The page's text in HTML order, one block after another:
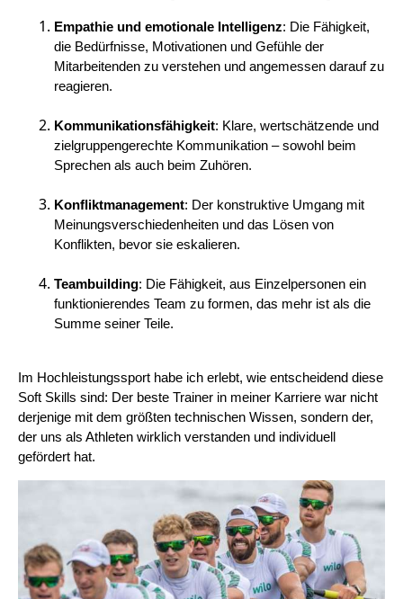
Empathie und emotionale Intelligenz: Die Fähigkeit,
die Bedürfnisse, Motivationen und Gefühle der
Mitarbeitenden zu verstehen und angemessen darauf zu
reagieren.
Kommunikationsfähigkeit: Klare, wertschätzende und
zielgruppengerechte Kommunikation – sowohl beim
Sprechen als auch beim Zuhören.
Konfliktmanagement: Der konstruktive Umgang mit
Meinungsverschiedenheiten und das Lösen von
Konflikten, bevor sie eskalieren.
Teambuilding: Die Fähigkeit, aus Einzelpersonen ein
funktionierendes Team zu formen, das mehr ist als die
Summe seiner Teile.
Im Hochleistungssport habe ich erlebt, wie entscheidend diese
Soft Skills sind: Der beste Trainer in meiner Karriere war nicht
derjenige mit dem größten technischen Wissen, sondern der,
der uns als Athleten wirklich verstanden und individuell
gefördert hat.